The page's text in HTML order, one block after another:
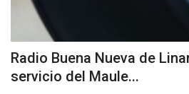
Deporte
Política
Espectáculos
Radio Buena Nueva de
servicio del Maule...